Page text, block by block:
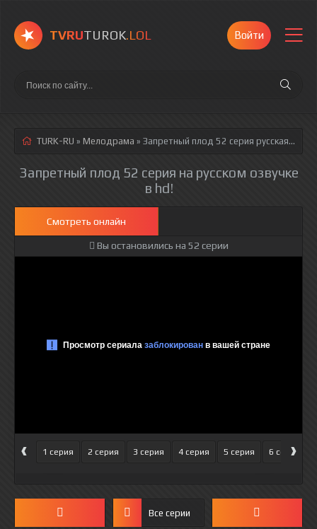
TVRUTUROK.LOL Войти
TURK-RU » Мелодрама » Запретный плод 52 серия русская озвучка полностью смотреть онлайн!
Запретный плод 52 серия на русском озвучке
в hd!
Смотреть онлайн
Вы остановились на 52 серии
‹ 1 серия 2 серия 3 серия 4 серия 5 серия 6 серия
›
Все серии